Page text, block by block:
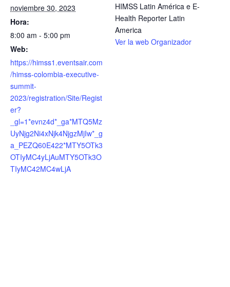
noviembre 30, 2023
Hora:
8:00 am - 5:00 pm
Web:
https://himss1.eventsair.com
/himss-colombia-executive-
summit-
2023/registration/Site/Regist
er?
_gl=1*evnz4d*_ga*MTQ5Mz
UyNjg2Ni4xNjk4NjgzMjIw*_g
a_PEZQ60E422*MTY5OTk3
OTIyMC4yLjAuMTY5OTk3O
TIyMC42MC4wLjA
HIMSS Latin América e E-
Health Reporter Latin
America
Ver la web Organizador